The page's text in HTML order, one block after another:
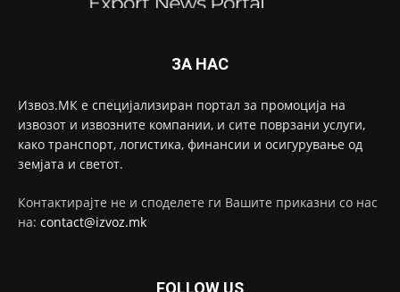
ЗА НАС
Извоз.МК е специјализиран портал за промоција на
извозот и извозните компании, и сите поврзани услуги,
како транспорт, логистика, финансии и осигурување од
земјата и светот.
Контактирајте не и споделете ги Вашите приказни со нас
на: contact@izvoz.mk
FOLLOW US